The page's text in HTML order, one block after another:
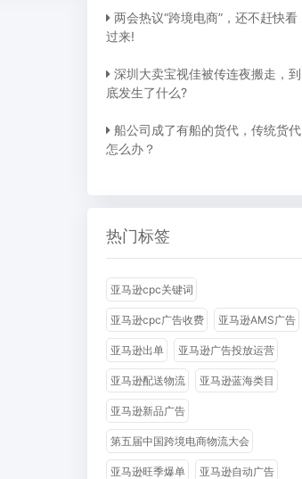
两会热议“跨境电商”，还不赶快看
过来!
深圳大卖宝视佳被传连夜搬走，到
底发生了什么?
船公司成了有船的货代，传统货代
怎么办？
热门标签
亚马逊cpc关键词
亚马逊cpc广告收费 亚马逊AMS广告
亚马逊出单 亚马逊广告投放运营
亚马逊配送物流 亚马逊蓝海类目
亚马逊新品广告
第五届中国跨境电商物流大会
亚马逊旺季爆单 亚马逊自动广告